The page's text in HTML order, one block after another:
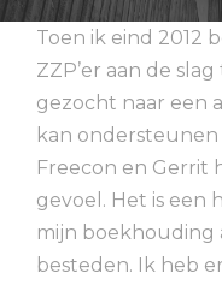
Toen ik eind 2012
ZZP’er aan de
gezocht naar een
kan ondersteunen
Freecon en Gerrit
gevoel. Het is een
mijn boekhouding
besteden. Ik heb